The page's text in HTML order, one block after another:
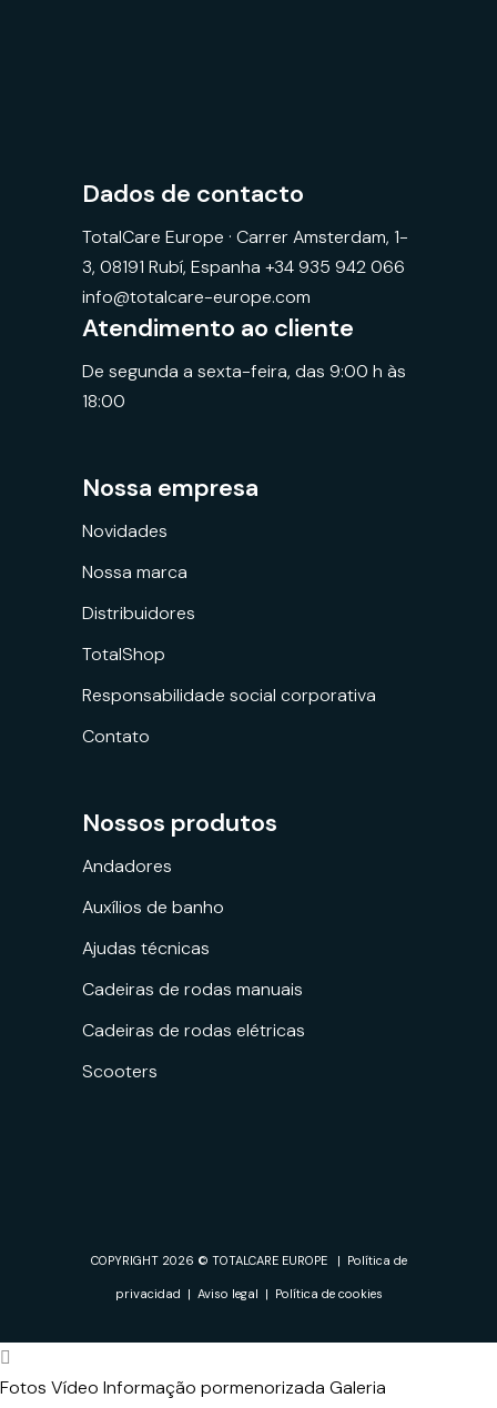
Dados de contacto
TotalCare Europe · Carrer Amsterdam, 1-
3, 08191 Rubí, Espanha +34 935 942 066
info@totalcare-europe.com
Atendimento ao cliente
De segunda a sexta-feira, das 9:00 h às
18:00
Nossa empresa
Novidades
Nossa marca
Distribuidores
TotalShop
Responsabilidade social corporativa
Contato
Nossos produtos
Andadores
Auxílios de banho
Ajudas técnicas
Cadeiras de rodas manuais
Cadeiras de rodas elétricas
Scooters
COPYRIGHT 2026 © TOTALCARE EUROPE | Política de
privacidad | Aviso legal | Política de cookies
Fotos Vídeo Informação pormenorizada Galeria